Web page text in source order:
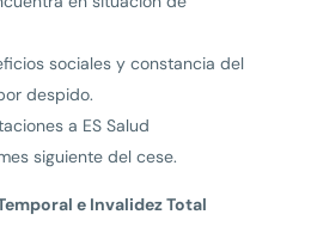
sociales y constancia del
despido.
a ES Salud
siguiente del cese.
e Invalidez Total